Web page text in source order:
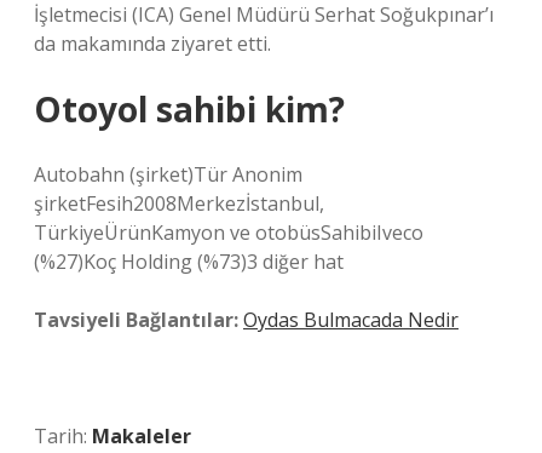
İşletmecisi (ICA) Genel Müdürü Serhat Soğukpınar’ı
da makamında ziyaret etti.
Otoyol sahibi kim?
Autobahn (şirket)Tür Anonim
şirketFesih2008Merkezİstanbul,
TürkiyeÜrünKamyon ve otobüsSahibiIveco
(%27)Koç Holding (%73)3 diğer hat
Tavsiyeli Bağlantılar:Oydas Bulmacada Nedir
Tarih: Makaleler